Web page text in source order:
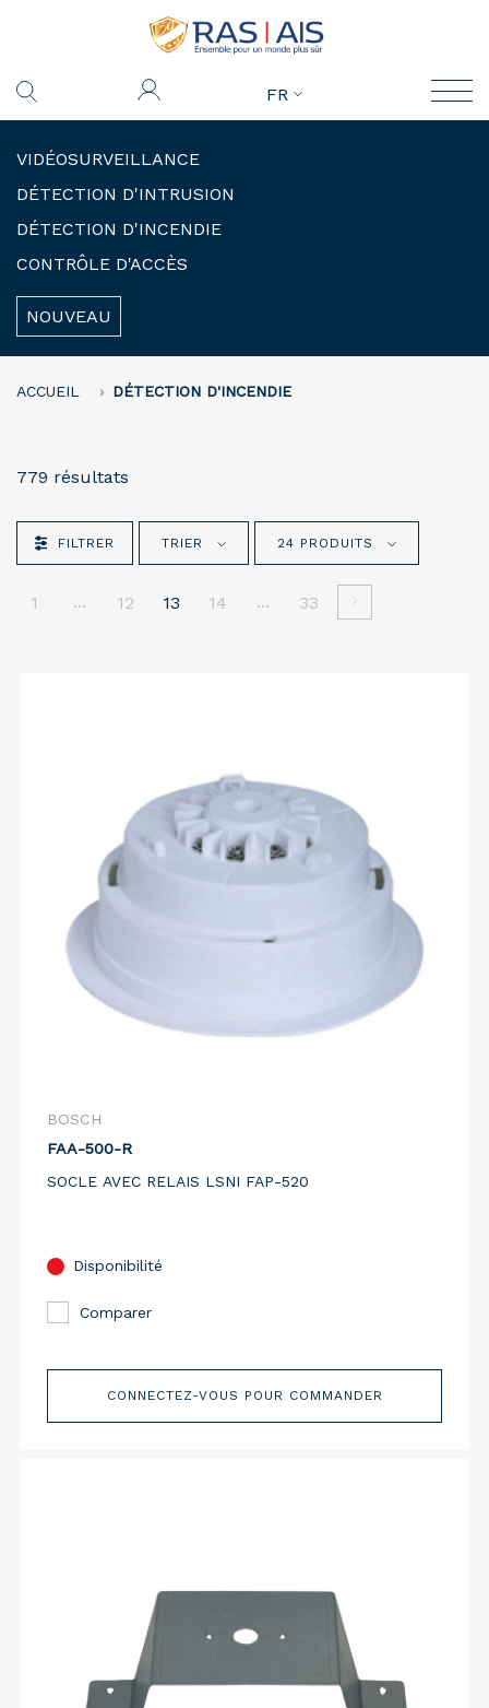
FR
VIDÉOSURVEILLANCE
DÉTECTION D'INTRUSION
DÉTECTION D'INCENDIE
CONTRÔLE D'ACCÈS
NOUVEAU
ACCUEIL DÉTECTION D'INCENDIE
779 résultats
FILTRER TRIER 24 PRODUITS
1 ... 12 13 14 ... 33
BOSCH
FAA-500-R
SOCLE AVEC RELAIS LSNI FAP-520
Disponibilité
Comparer
CONNECTEZ-VOUS POUR COMMANDER